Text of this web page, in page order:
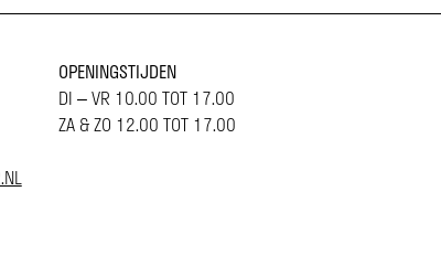
OPENINGSTIJDEN
DI – VR 10.00 TOT 17.00
ZA & ZO 12.00 TOT 17.00